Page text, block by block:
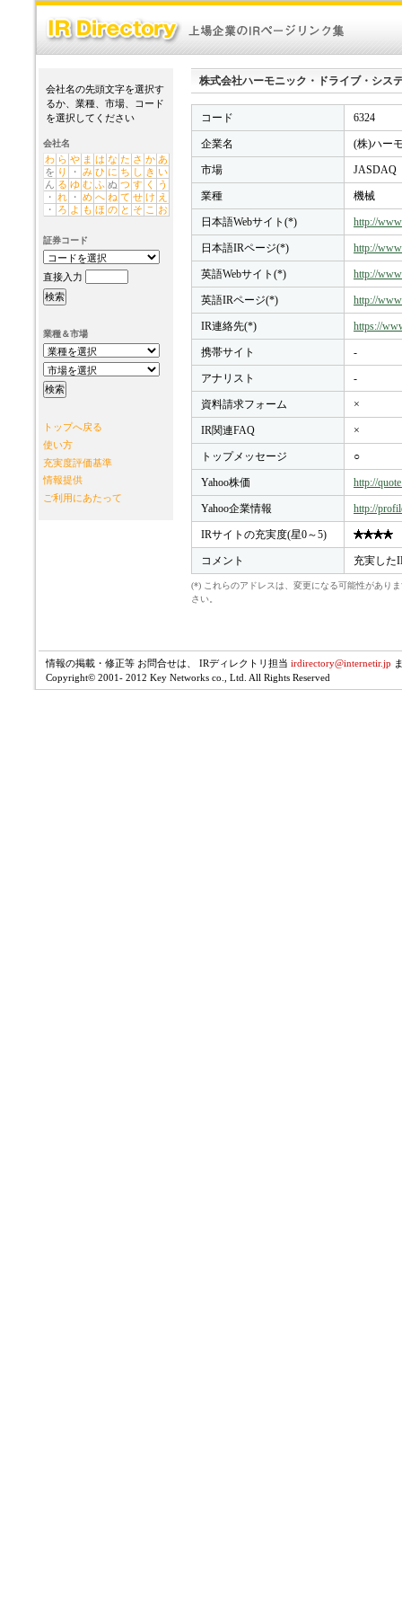
会社名の先頭文字を選択す
るか、業種、市場、コード
を選択してください
会社名
わ ら や ま は な た さ か あ
を り ・ み ひ に ち し き い
ん る ゆ む ふ ぬ つ す く
う
・ れ ・ め へ ね て せ け え
・
ろ よ も ほ の と そ こ お
証券コード
直接入力
業種＆市場
トップへ戻る
使い方
充実度評価基準
情報提供
ご利用にあたって
株式会社ハーモニック・ドライブ・シス
コード 6324
企業名 (株)ハー
市場 JASDAQ
業種 機械
日本語Webサイト(*) http://
日本語IRページ(*) http://
英語Webサイト(*) http://
英語IRページ(*) http://
IR連絡先(*) https://
携帯サイト -
アナリスト -
資料請求フォーム ×
IR関連FAQ ×
トップメッセージ ○
Yahoo株価 http://
Yahoo企業情報 http://
IRサイトの充実度(星0～5)
コメント 充実した
(*) これらのアドレスは、変更になる可能性があり
さい。
情報の掲載・修正等 お問合せは、 IRディレクトリ担当 irdirectory@internetir.jp
Copyright© 2001- 2012 Key Networks co., Ltd. All Rights Reserved